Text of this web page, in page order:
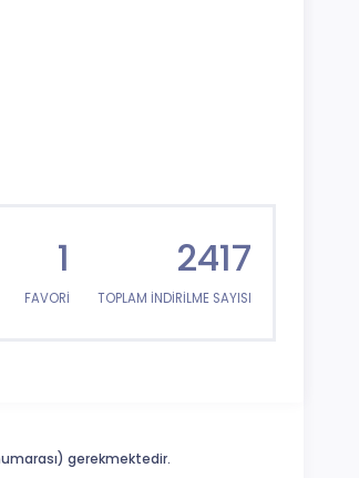
1
FAVORİ
2417
TOPLAM İNDİRİLME SAYISI
gerekmektedir.